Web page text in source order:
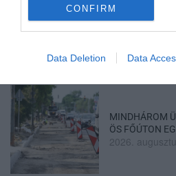
CONFIRM
Data Deletion Data
TÍZ ÉVE NEM
INFLÁCIÓ
2026.
MINDHÁROM
ÖS FŐÚTON
2026.